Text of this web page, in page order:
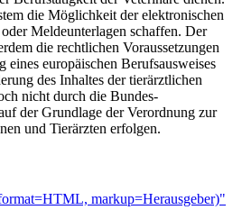
die Möglichkeit der elektronischen
Meldeunterlagen schaffen. Der
die rechtlichen Voraussetzungen
europäischen Berufsausweises
des Inhaltes der tierärztlichen
nicht durch die Bundes-
der Grundlage der Verordnung zur
und Tierärzten erfolgen.
markup=Herausgeber)"